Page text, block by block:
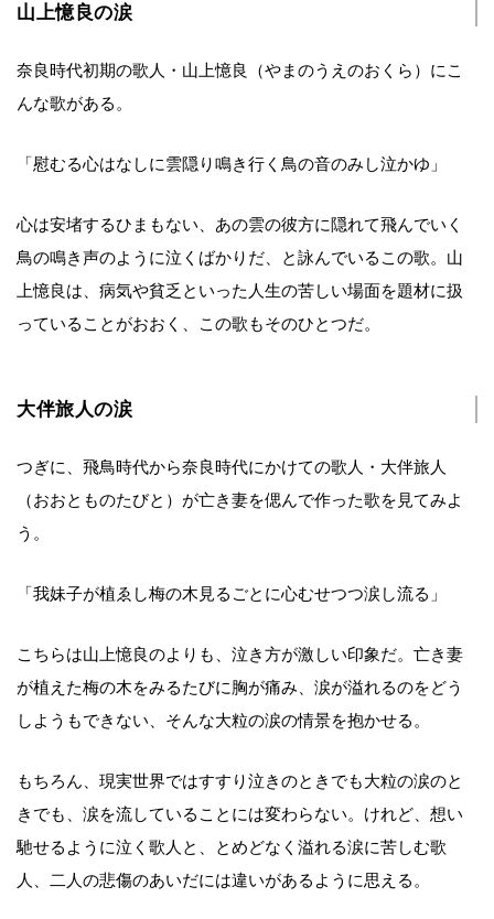
山上憶良の涙
奈良時代初期の歌人・山上憶良（やまのうえのおくら）にこ
んな歌がある。
「慰むる心はなしに雲隠り鳴き行く鳥の音のみし泣かゆ」
心は安堵するひまもない、あの雲の彼方に隠れて飛んでいく
鳥の鳴き声のように泣くばかりだ、と詠んでいるこの歌。山
上憶良は、病気や貧乏といった人生の苦しい場面を題材に扱
っていることがおおく、この歌もそのひとつだ。
大伴旅人の涙
つぎに、飛鳥時代から奈良時代にかけての歌人・大伴旅人
（おおとものたびと）が亡き妻を偲んで作った歌を見てみよ
う。
「我妹子が植ゑし梅の木見るごとに心むせつつ涙し流る」
こちらは山上憶良のよりも、泣き方が激しい印象だ。亡き妻
が植えた梅の木をみるたびに胸が痛み、涙が溢れるのをどう
しようもできない、そんな大粒の涙の情景を抱かせる。
もちろん、現実世界ではすすり泣きのときでも大粒の涙のと
きでも、涙を流していることには変わらない。けれど、想い
馳せるように泣く歌人と、とめどなく溢れる涙に苦しむ歌
人、二人の悲傷のあいだには違いがあるように思える。